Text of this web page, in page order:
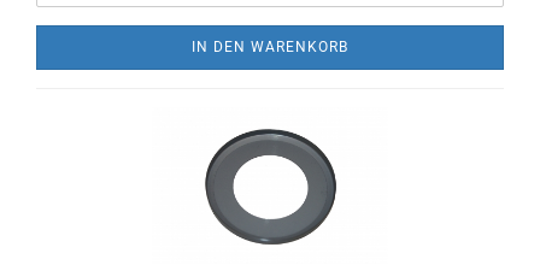
IN DEN WARENKORB